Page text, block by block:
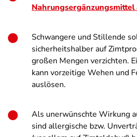
Nahrungsergänzungsmittel
Schwangere und Stillende
sicherheitshalber auf
großen Mengen verzichten.
kann vorzeitige Wehen und
auslösen.
Als unerwünschte Wirkung
sind allergische bzw.